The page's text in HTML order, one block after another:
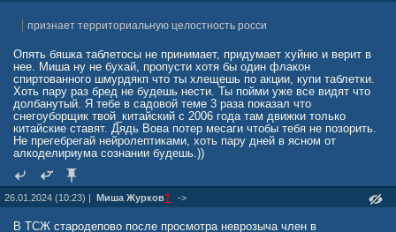
признает территориальную целостность росси
Опять бяшка таблетосы не принимает, придумает хуйню и верит в
нее. Миша ну не бухай, пропусти хотя бы один флакон
спиртованного шмурдякп что ты хлещешь по акции, купи таблетки.
Хоть пару раз бред не будешь нести. Ты пойми уже все видят что
долбанутый. Я тебе в садовой теме 3 раза показал что
снегоуборщик твой_китайский с 2006 года там движки только
китайские ставят. Дядь Вова потер месаги чтобы тебя не позорить.
Не прегебрегай нейролептиками, хоть пару дней в ясном от
алкоделириума сознании будешь.))
26.01.2024 (10:23) | Миша Жуpков? ->
В ТСЖ стародепово после просмотра неврозыча член в